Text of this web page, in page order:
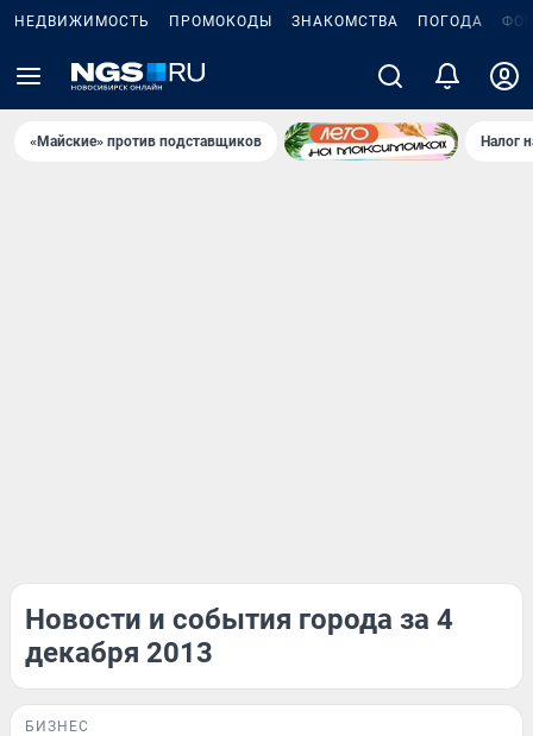
НЕДВИЖИМОСТЬ ПРОМОКОДЫ ЗНАКОМСТВА ПОГОДА
«Майские» против подставщиков Налог
Новости и события города за 4
декабря 2013
БИЗНЕС